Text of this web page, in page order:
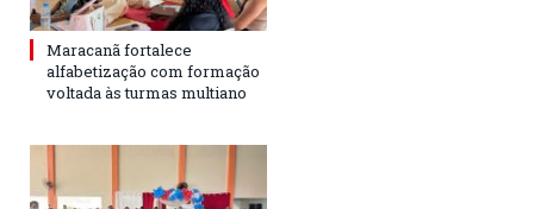
Maracanã fortalece
alfabetização com formação
voltada às turmas multiano